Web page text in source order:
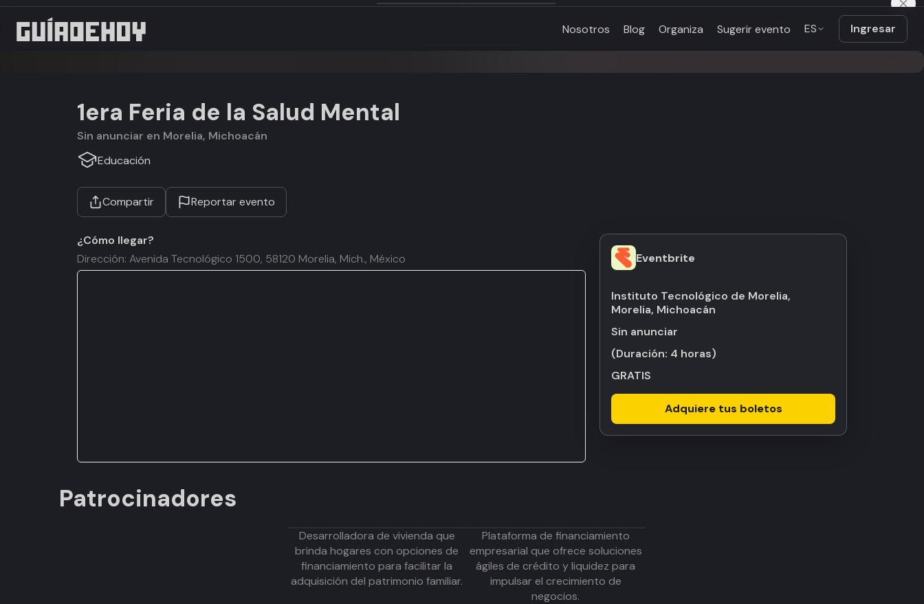
Nosotros Blog Organiza Sugerir evento ES Ingresar
1era Feria de la Salud Mental
Sin anunciar en Morelia, Michoacán
Educación
Compartir Reportar evento
Eventbrite
Instituto Tecnológico de Morelia,
Morelia, Michoacán
Sin anunciar
(Duración: 4 horas)
GRATIS
Adquiere tus boletos
¿Cómo llegar?
Dirección: Avenida Tecnológico 1500, 58120 Morelia, Mich., México
Patrocinadores
Desarrolladora de vivienda que
brinda hogares con opciones de
financiamiento para facilitar la
adquisición del patrimonio familiar.
Plataforma de financiamiento
empresarial que ofrece soluciones
ágiles de crédito y liquidez para
impulsar el crecimiento de
negocios.